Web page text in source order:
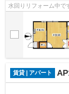
水回りリフォーム中で
賃貸 | アパート